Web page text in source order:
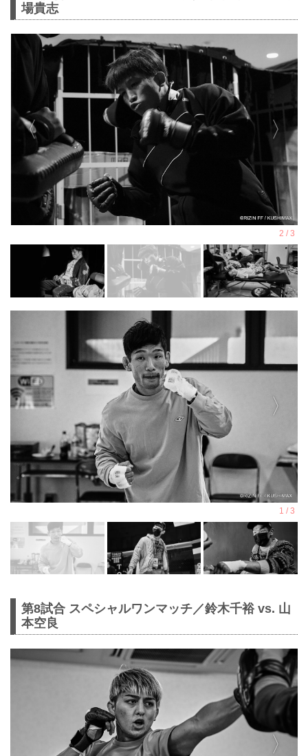
場貴志
第8試合 スペシャルワンマッチ／鈴木千裕 vs. 山
本空良